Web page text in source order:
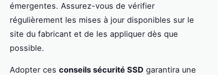
émergentes. Assurez-vous de vérifier
régulièrement les mises à jour disponibles sur le
site du fabricant et de les appliquer dès que
possible.
Adopter ces conseils sécurité SSD garantira une